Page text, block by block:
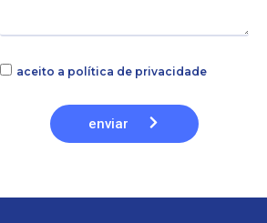
aceito a política de privacidade
enviar